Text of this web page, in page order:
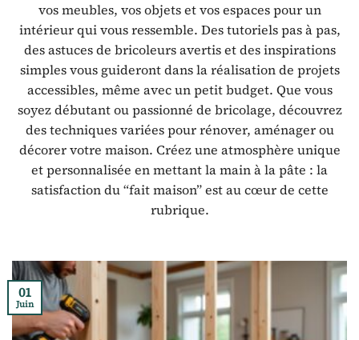
vos meubles, vos objets et vos espaces pour un
intérieur qui vous ressemble. Des tutoriels pas à pas,
des astuces de bricoleurs avertis et des inspirations
simples vous guideront dans la réalisation de projets
accessibles, même avec un petit budget. Que vous
soyez débutant ou passionné de bricolage, découvrez
des techniques variées pour rénover, aménager ou
décorer votre maison. Créez une atmosphère unique
et personnalisée en mettant la main à la pâte : la
satisfaction du “fait maison” est au cœur de cette
rubrique.
01
Juin